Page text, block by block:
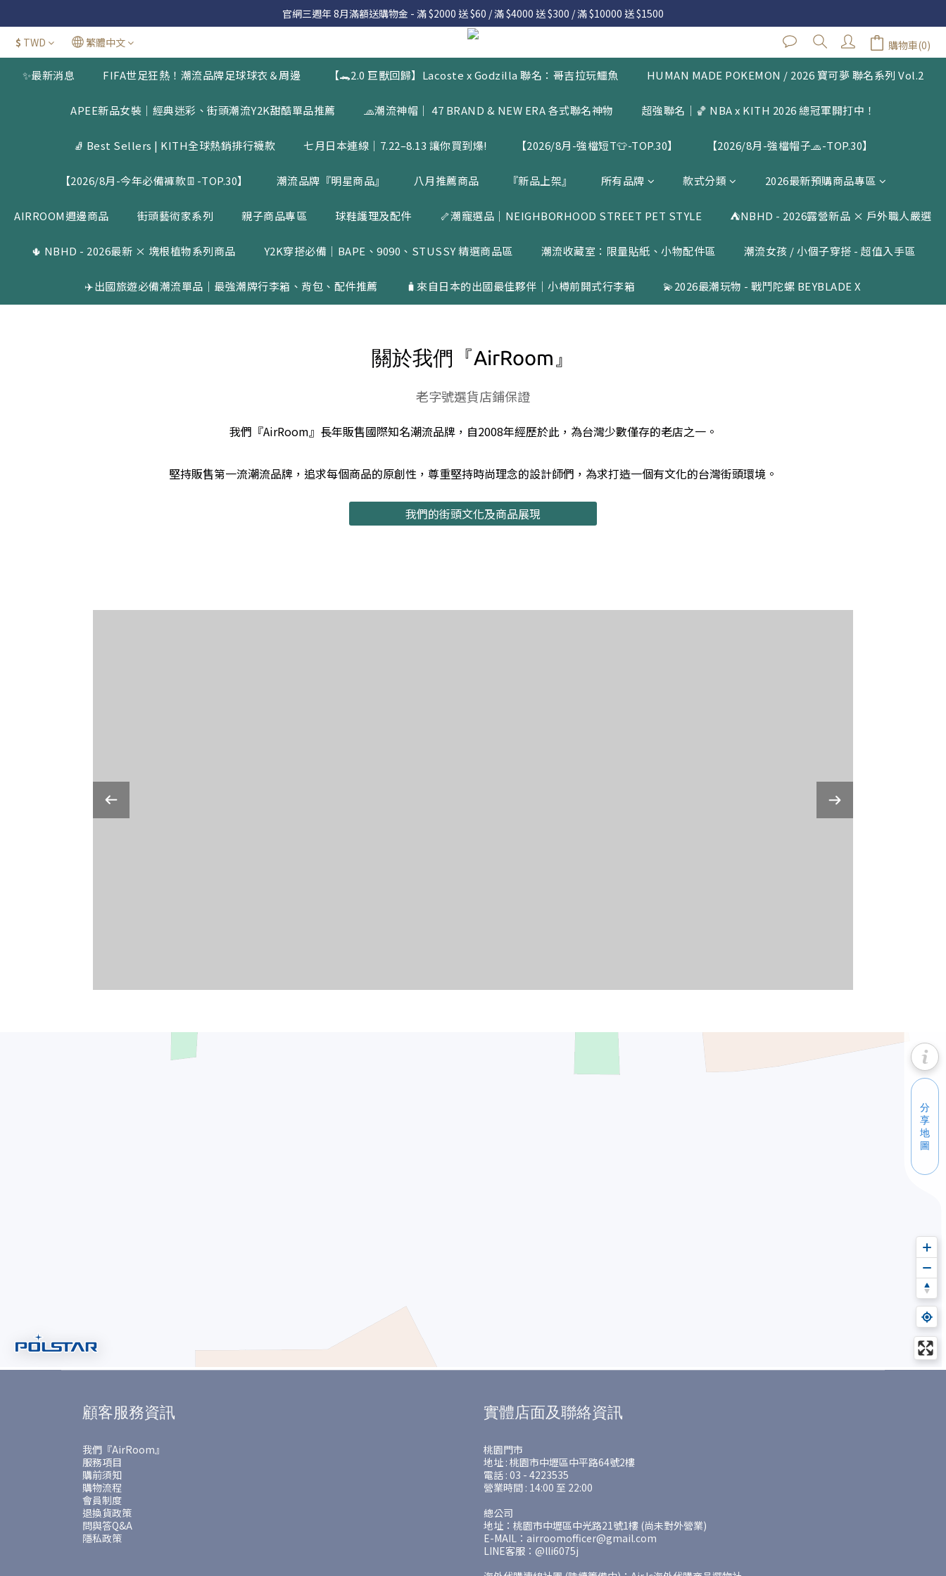
官網三週年 8月滿額送購物金 - 滿 $2000 送 $60 / 滿 $4000 送 $300 / 滿 $10000 送 $1500
官網三週年 8月滿額送購物金 - 滿 $2000 送 $60 / 滿 $4000 送 $300 / 滿 $10000 送 $1500
7.22 – 8.13 日本連線中，絕對讓你買到爆
新加入會員享有 $50購物金  |  消費滿$5000即可免運  |  會員好康制度請詳閱公告
$ TWD 繁體中文 購物車(0)
✨最新消息 FIFA世足狂熱！潮流品牌足球球衣＆周邊 【🐊2.0 巨獸回歸】Lacoste x Godzilla 聯名：哥吉拉玩鱷魚 HUMAN MADE POKEMON / 2026 寶可夢 聯名系列 Vol.2
APEE新品女裝｜經典迷彩、街頭潮流Y2K甜酷單品推薦 🧢潮流神帽｜ 47 BRAND & NEW ERA 各式聯名神物 超強聯名｜🏀 NBA x KITH 2026 總冠軍開打中！
🧦 Best Sellers | KITH全球熱銷排行襪款 七月日本連線｜7.22–8.13 讓你買到爆! 【2026/8月-強檔短T👕-TOP.30】 【2026/8月-強檔帽子🧢-TOP.30】
【2026/8月-今年必備褲款👖-TOP.30】 潮流品牌『明星商品』 八月推薦商品 『新品上架』 所有品牌 款式分類 2026最新預購商品專區
AIRROOM週邊商品 街頭藝術家系列 親子商品專區 球鞋護理及配件 🦴潮寵選品｜NEIGHBORHOOD STREET PET STYLE ⛺️NBHD - 2026露營新品 × 戶外職人嚴選
🌵 NBHD - 2026最新 × 塊根植物系列商品 Y2K穿搭必備｜BAPE、9090、STUSSY 精選商品區 潮流收藏室：限量貼紙、小物配件區 潮流女孩 / 小個子穿搭 - 超值入手區
✈️出國旅遊必備潮流單品｜最強潮牌行李箱、背包、配件推薦 🧳來自日本的出國最佳夥伴｜小樽前開式行李箱 💫2026最潮玩物 - 戰鬥陀螺 BEYBLADE X
關於我們『AirRoom』
老字號選貨店鋪保證
我們『AirRoom』長年販售國際知名潮流品牌，自2008年經歷於此，為台灣少數僅存的老店之一。
堅持販售第一流潮流品牌，追求每個商品的原創性，尊重堅持時尚理念的設計師們，為求打造一個有文化的台灣街頭環境。
我們的街頭文化及商品展現
顧客服務資訊
我們『AirRoom』
服務項目
購前須知
購物流程
會員制度
退換貨政策
問與答Q&A
隱私政策
實體店面及聯絡資訊
桃園門市
地址 : 桃園市中壢區中平路64號2樓
電話 : 03 - 4223535
營業時間 : 14:00 至 22:00
總公司
地址：桃園市中壢區中光路21號1樓 (尚未對外營業)
E-MAIL：airroomofficer@gmail.com
LINE客服：@lli6075j